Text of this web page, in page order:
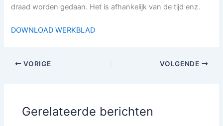
draad worden gedaan. Het is afhankelijk van de tijd enz.
DOWNLOAD WERKBLAD
VORIGE VOLGENDE
Gerelateerde berichten